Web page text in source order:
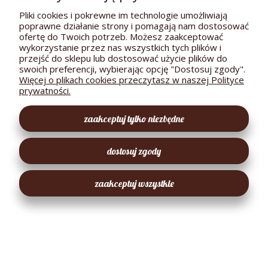
13,26 zł
( 1 kg = 26,52 zł )
- +
do koszyka
Pliki cookies i pokrewne im technologie umożliwiają
poprawne działanie strony i pomagają nam dostosować
ofertę do Twoich potrzeb. Możesz zaakceptować
wykorzystanie przez nas wszystkich tych plików i
przejść do sklepu lub dostosować użycie plików do
swoich preferencji, wybierając opcję "Dostosuj zgody".
Więcej o plikach cookies przeczytasz w naszej Polityce
prywatności.
zaakceptuj tylko niezbędne
dostosuj zgody
zaakceptuj wszystkie